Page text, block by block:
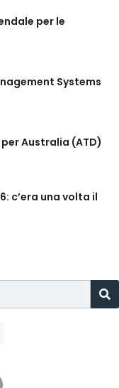
per le
Systems
Australia (ATD)
c’era una volta il